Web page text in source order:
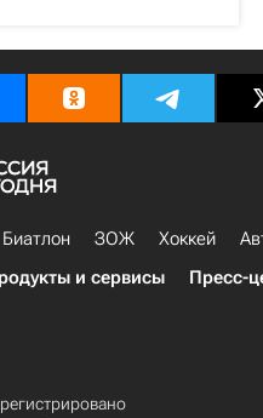
Биатлон ЗОЖ Хоккей
и сервисы Пресс-